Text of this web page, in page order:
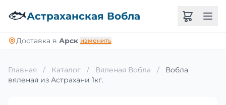
🐟Астраханская Вобла
Доставка в Арск изменить
Главная / Каталог / Вяленая Вобла /
Вобла
вяленая из Астрахани 1кг.